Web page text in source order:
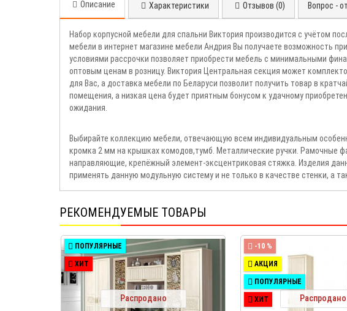
Описание Характеристики Отзывов (0) Вопрос -
Набор корпусной мебели для спальни Виктория производится с учётом
мебели в интернет магазине мебели Андрия Вы получаете возможность
условиями рассрочки позволяет приобрести мебель с минимальными
оптовым ценам в розницу. Виктория Центральная секция может
для Вас, а доставка мебели по Беларуси позволит получить товар в
помещения, а низкая цена будет приятным бонусом к удачному
ожидания.
Выбирайте коллекцию мебели, отвечающую всем индивидуальным
кромка 2 мм на крышках комодов,тумб. Металлические ручки. Рамочные
направляющие, крепёжный элемент-эксцентриковая стяжка. Изделия
применять данную модульную систему и не только в качестве стенки, а
РЕКОМЕНДУЕМЫЕ ТОВАРЫ
ПОПУЛЯРНЫЕ
ХИТ
Распродано
-10 %
АКЦИЯ
ПОПУЛЯРНЫЕ
ХИТ Распродано